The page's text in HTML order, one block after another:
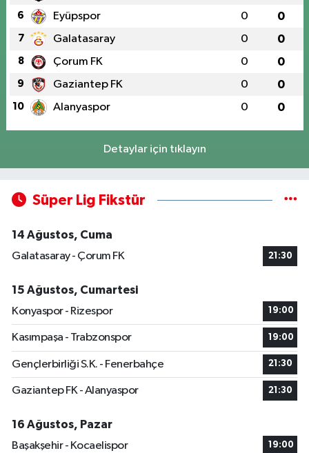
6 Eyüpspor 0 0
7 Galatasaray 0 0
8 Çorum FK 0 0
9 Gaziantep FK 0 0
10 Alanyaspor 0 0
Detaylar için tıklayın
Süper Lig Fikstür
14 Ağustos, Cuma
Galatasaray - Çorum FK
21:30
15 Ağustos, Cumartesi
Konyaspor - Rizespor
19:00
Kasımpaşa - Trabzonspor 19:00
Gençlerbirliği S.K. - Fenerbahçe 21:30
Gaziantep FK - Alanyaspor 21:30
16 Ağustos, Pazar
Başakşehir - Kocaelispor
19:00